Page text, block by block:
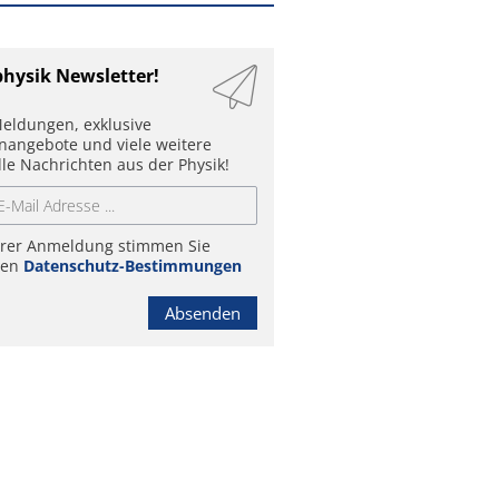
Newsletter!
exklusive
und viele weitere
Nachrichten aus der Physik!
Anmeldung stimmen Sie
Datenschutz-Bestimmungen
Absenden